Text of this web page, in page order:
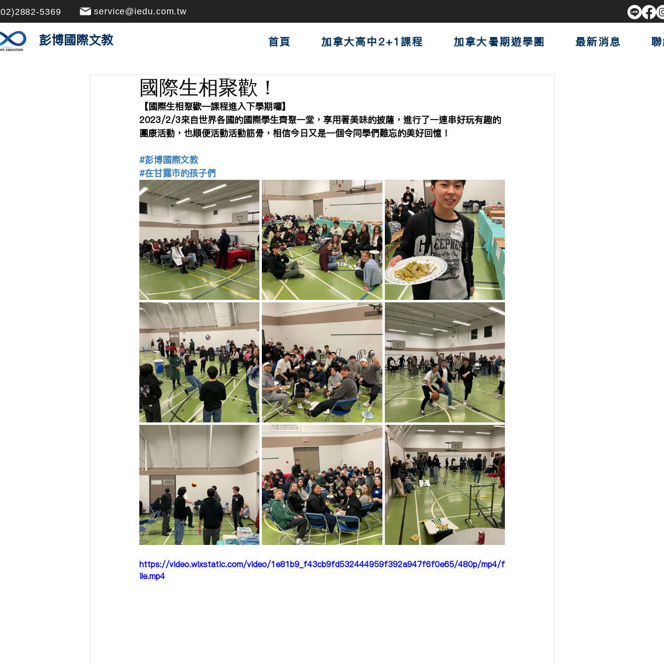
5369 service@iedu.com.tw
​彭博國際文教 首頁 加拿大高中2+1課程 加拿大暑期遊學團 最新消息
國際生相聚歡！
【國際生相聚歡—課程進入下學期囉】
2023/2/3來自世界各國的國際學生齊聚一堂，享用著美味的披薩，進行了一連串好玩有趣的
團康活動，也順便活動活動筋骨，相信今日又是一個令同學們難忘的美好回憶！
#彭博國際文教
#在甘露市的孩子們
https://video.wixstatic.com/video/1e81b9_f43cb9fd532444959f392a947f6f0e65/480p/mp4/f
ile.mp4